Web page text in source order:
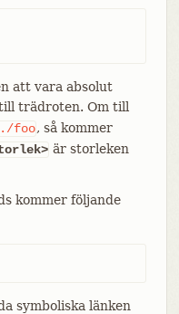
att vara absolut
trädroten. Om till
foo, så kommer
är storleken
kommer följande
symboliska länken